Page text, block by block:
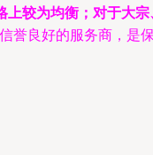
上较为均衡；对于大
誉良好的服务商，是